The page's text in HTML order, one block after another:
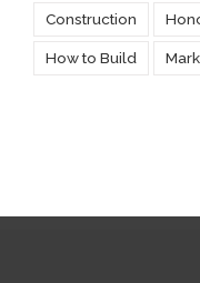
Construction
How to Build